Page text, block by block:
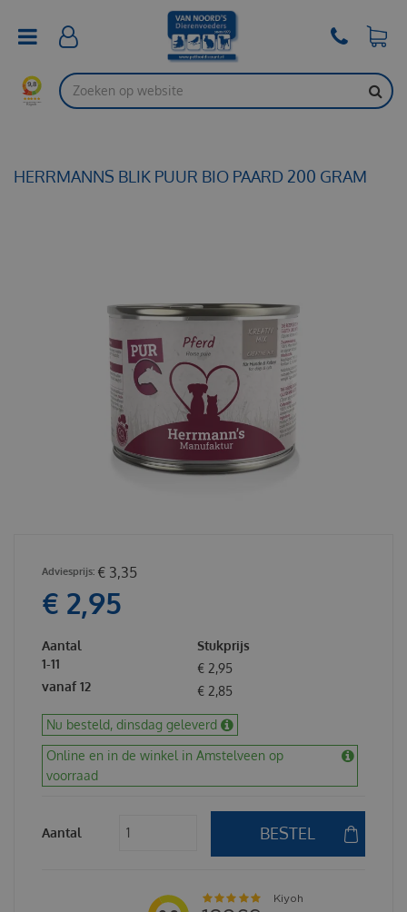
HERRMANNS BLIK PUUR BIO PAARD 200 GRAM
€ 3,35
€ 2,95
Aantal
Stukprijs
1-11
€ 2,95
vanaf 12
€ 2,85
Nu besteld, dinsdag geleverd
Online en in de winkel in Amstelveen op
voorraad
Aantal